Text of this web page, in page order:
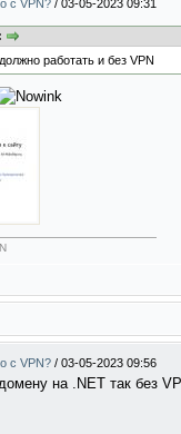
с VPN? / 03-05-2023 09:31
работать и без VPN
с VPN? / 03-05-2023 09:56
на .NET так без